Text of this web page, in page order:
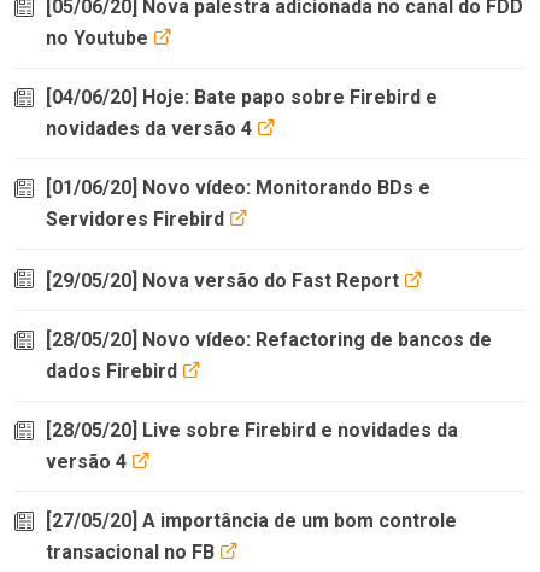
[05/06/20] Nova palestra adicionada no canal do FDD
no Youtube
[04/06/20] Hoje: Bate papo sobre Firebird e
novidades da versão 4
[01/06/20] Novo vídeo: Monitorando BDs e
Servidores Firebird
[29/05/20] Nova versão do Fast Report
[28/05/20] Novo vídeo: Refactoring de bancos de
dados Firebird
[28/05/20] Live sobre Firebird e novidades da
versão 4
[27/05/20] A importância de um bom controle
transacional no FB